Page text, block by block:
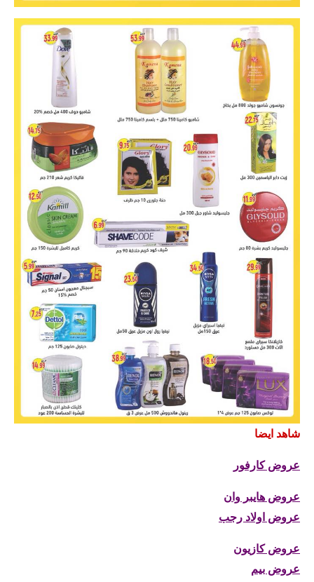
شاهد ايضا
عروض كارفور
عروض هايبر وان
عروض اولاد رجب
عروض كازيون
عروض بيم